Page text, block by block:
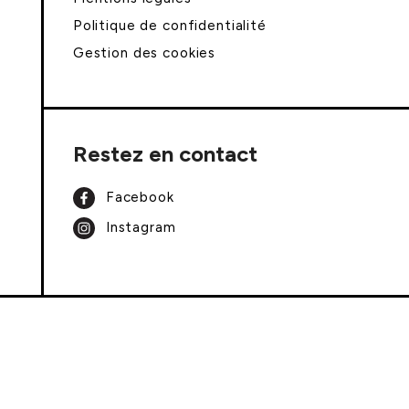
Politique de confidentialité
Gestion des cookies
Restez en contact
Facebook
Instagram